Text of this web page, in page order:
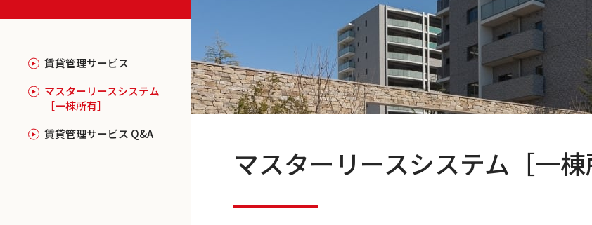
賃貸管理サービス
マスターリースシステム
［一棟所有］
賃貸管理サービス Q&A
マスターリースシステム［一棟